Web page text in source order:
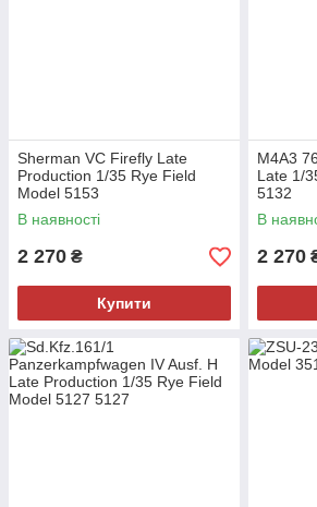
Sherman VC Firefly Late
Production 1/35 Rye Field
Model 5153
В наявності
2 270 ₴
Купити
M4A3
Late 1/
5132
В
2 270